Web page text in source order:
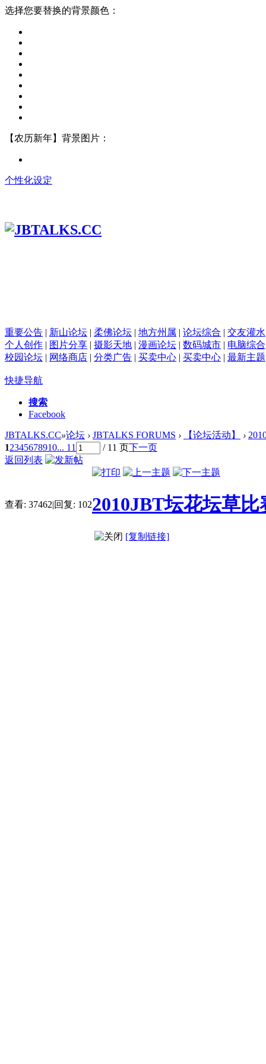
选择您要替换的背景颜色：
【农历新年】背景图片：
个性化设定
重要公告 | 新山论坛 | 柔佛论坛 | 地方州属 | 论坛综合 | 交友灌水
个人创作 | 图片分享 | 摄影天地 | 漫画论坛 | 数码城市 | 电脑综合
校园论坛 | 网络商店 | 分类广告 | 买卖中心 | 买卖中心 | 最新主题
快捷导航
搜索
Facebook
JBTALKS.CC»论坛 › JBTALKS FORUMS › 【论坛活动】 ›
12345678910... 11 / 11 页下一页
返回列表
查看: 37462|回复: 1022010JBT坛花坛草
[复制链接]